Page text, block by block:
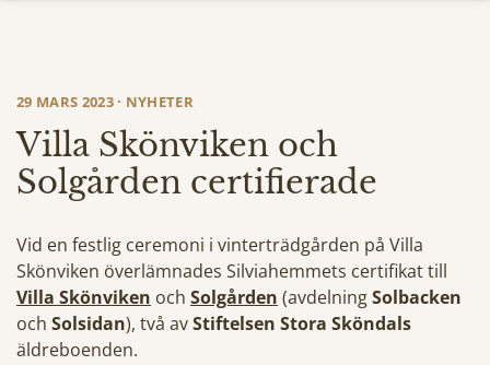
29 MARS 2023 · NYHETER
Villa Skönviken och
Solgården certifierade
Vid en festlig ceremoni i vinterträdgården på Villa
Skönviken överlämnades Silviahemmets certifikat till
Villa Skönviken och Solgården (avdelningSolbacken
och Solsidan), två avStiftelsen Stora Sköndals
äldreboenden.